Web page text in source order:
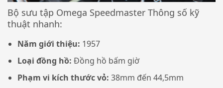
Bộ sưu tập Omega Speedmaster Thông số kỹ
thuật nhanh:
Năm giới thiệu: 1957
Loại đồng hồ: Đồng hồ bấm giờ
Phạm vi kích thước vỏ: 38mm đến 44,5mm